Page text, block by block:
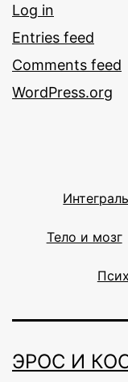
Log in
Entries feed
Comments feed
WordPress.org
Тело и мозг
ЭРОС И